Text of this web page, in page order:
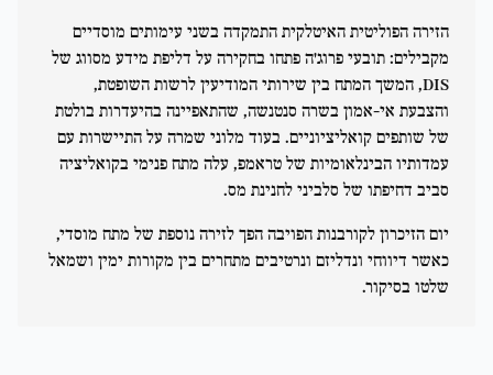
הזירה הפוליטית האיטלקית התמקדה בשני עימותים מוסדיים
מקבילים: תובעי פרוג'ה פתחו בחקירה על דליפת מידע מסווג של
DIS, המשך המתח בין שירותי המודיעין לרשות השופטת,
והצבעת אי-אמון בשרה סנטנשה, שהתאפיינה בהיעדרות בולטת
של שותפים קואליציוניים. בעוד מלוני שמרה על התיישרות עם
עמדותיו הבינלאומיות של טראמפ, עלה מתח פנימי בקואליציה
סביב דחיפתו של סלביני לחנינת מס.
יום הזיכרון לקורבנות הפויבה הפך לזירה נוספת של מתח מוסדי,
כאשר דיווחי ונדליזם ונרטיבים מתחרים בין מקורות ימין ושמאל
שלטו בסיקור.